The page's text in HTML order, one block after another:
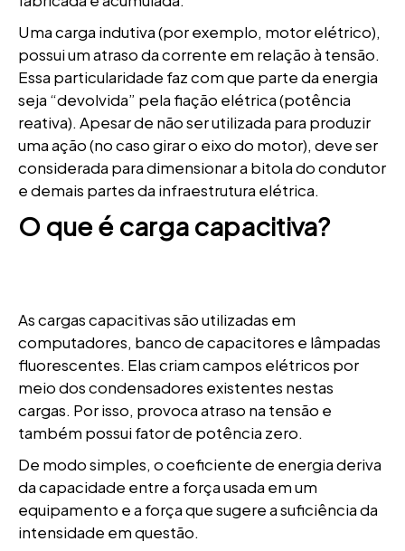
Uma carga indutiva (por exemplo, motor elétrico),
possui um atraso da corrente em relação à tensão.
Essa particularidade faz com que parte da energia
seja “devolvida” pela fiação elétrica (potência
reativa). Apesar de não ser utilizada para produzir
uma ação (no caso girar o eixo do motor), deve ser
considerada para dimensionar a bitola do condutor
e demais partes da infraestrutura elétrica.
O que é carga capacitiva?
As cargas capacitivas são utilizadas em
computadores, banco de capacitores e lâmpadas
fluorescentes. Elas criam campos elétricos por
meio dos condensadores existentes nestas
cargas. Por isso, provoca atraso na tensão e
também possui fator de potência zero.
De modo simples, o coeficiente de energia deriva
da capacidade entre a força usada em um
equipamento e a força que sugere a suficiência da
intensidade em questão.